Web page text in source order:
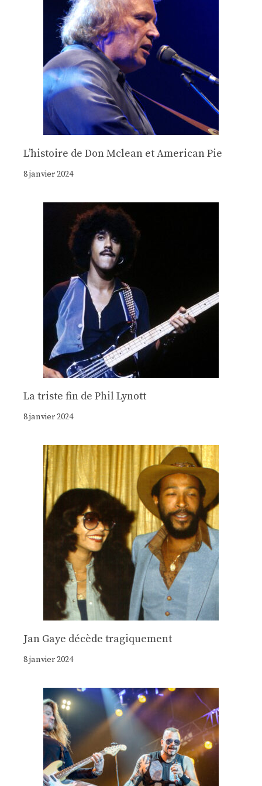
Lʼhistoire de Don Mclean et American Pie
8 janvier 2024
La triste fin de Phil Lynott
8 janvier 2024
Jan Gaye décède tragiquement
8 janvier 2024